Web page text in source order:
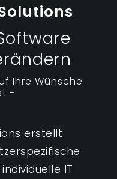
Ihre Wünsche
-
erstellt
IT